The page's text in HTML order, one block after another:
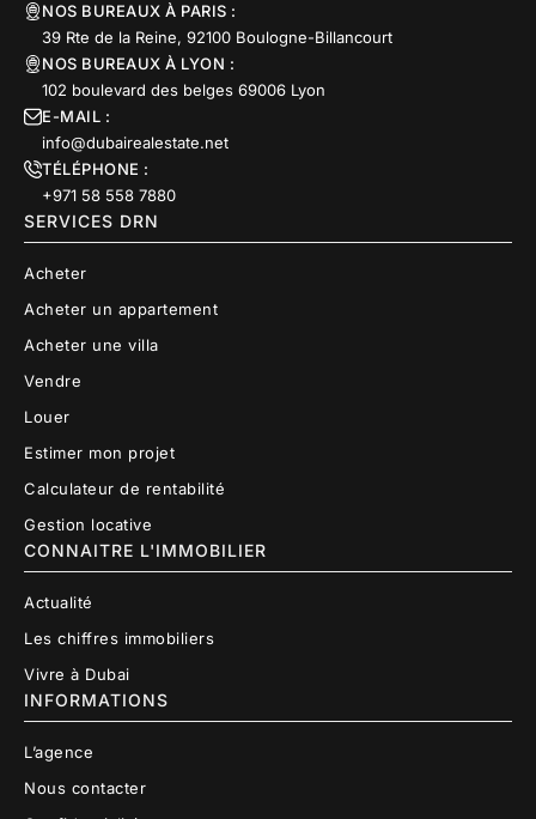
NOS BUREAUX À PARIS :
39 Rte de la Reine, 92100 Boulogne-Billancourt
NOS BUREAUX À LYON :
102 boulevard des belges 69006 Lyon
E-MAIL :
info@dubairealestate.net
TÉLÉPHONE :
+971 58 558 7880
SERVICES DRN
Acheter
Acheter un appartement
Acheter une villa
Vendre
Louer
Estimer mon projet
Calculateur de rentabilité
Gestion locative
CONNAITRE L'IMMOBILIER
Actualité
Les chiffres immobiliers
Vivre à Dubai
INFORMATIONS
L’agence
Nous contacter